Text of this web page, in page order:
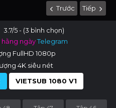
Trước Tiếp
3.7/5 - (3 bình chọn)
hằng ngàyTelegram
FullHD 1080p
4K siêu nét
VIETSUB 1080 V1